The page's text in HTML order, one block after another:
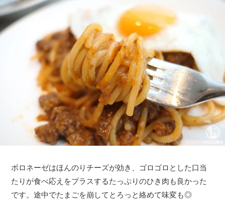
ボロネーゼはほんのりチーズが効き、ゴロゴロとした口当
たりが食べ応えをプラスするたっぷりのひき肉も良かった
です。途中でたまごを崩してとろっと絡めて味変も◎